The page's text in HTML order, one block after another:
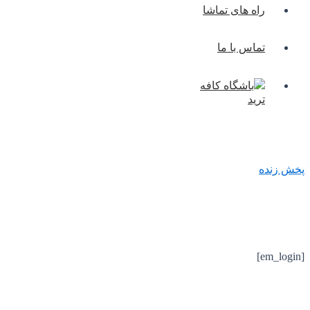
راه های تماشا
تماس با ما
باشگاه کافه
ترید
پخش زنده
[em_login]